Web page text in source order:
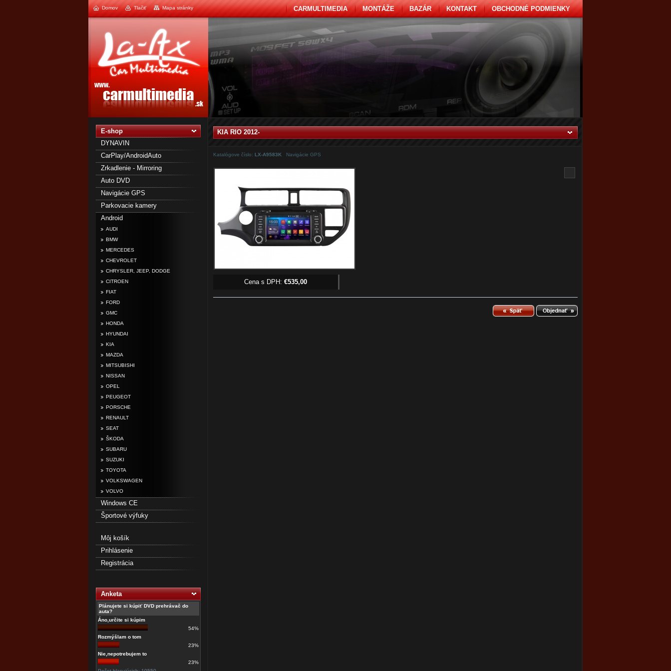
CARMULTIMEDIA MONTÁŽE BAZÁR KONTAKT OBCHODNÉ PODMIENKY
Domov Tlačiť Mapa stránky
E-shop
DYNAVIN
CarPlay/AndroidAuto
Zrkadlenie - Mirroring
Auto DVD
Navigácie GPS
Parkovacie kamery
Android
AUDI
BMW
MERCEDES
CHEVROLET
CHRYSLER, JEEP, DODGE
CITROEN
FIAT
FORD
GMC
HONDA
HYUNDAI
KIA
MAZDA
MITSUBISHI
NISSAN
OPEL
PEUGEOT
PORSCHE
RENAULT
SEAT
ŠKODA
SUBARU
SUZUKI
TOYOTA
VOLKSWAGEN
VOLVO
Windows CE
Športové výfuky
Môj košík
Prihlásenie
Registrácia
Anketa
Plánujete si kúpiť DVD prehrávač do
auta?
Áno,určite si kúpim
54%
Rozmýšlam o tom
23%
Nie,nepotrebujem to
23%
KIA RIO 2012-
Katalógove číslo: LX-A9583K Navigácie GPS
Cena s DPH: €535,00